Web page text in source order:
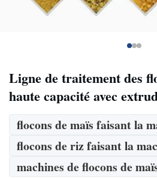
Ligne de traitement des
haute capacité avec
flocons de maïs faisant la
flocons de riz faisant la
machines de flocons de